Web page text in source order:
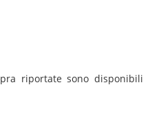
riportate sono disponibili